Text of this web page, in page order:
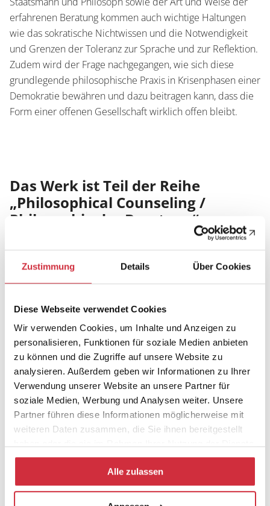
Zustimmung Details Über Cookies
Diese Webseite verwendet Cookies
Wir verwenden Cookies, um Inhalte und Anzeigen zu
personalisieren, Funktionen für soziale Medien anbieten
zu können und die Zugriffe auf unsere Website zu
analysieren. Außerdem geben wir Informationen zu Ihrer
Verwendung unserer Website an unsere Partner für
soziale Medien, Werbung und Analysen weiter. Unsere
Partner führen diese Informationen möglicherweise mit
weiteren Daten zusammen, die Sie ihnen bereitgestellt
gesammelt haben.
Alle zulassen
erfahrenen Beratung kommen auch wichtige Haltungen
wie das sokratische Nichtwissen und die Notwendigkeit
und Grenzen der Toleranz zur Sprache und zur Reflektion.
Zudem wird der Frage nachgegangen, wie sich diese
grundlegende philosophische Praxis in Krisenphasen einer
Demokratie bewähren und dazu beitragen kann, dass die
Form einer offenen Gesellschaft wirklich offen bleibt.
Das Werk ist Teil der Reihe
„Philosophical Counseling /
Philosophie der Beratung“
Seit der Antike haben Menschen, die Fragen nach dem
guten Leben hatten, Philosophen um Rat gefragt. In der
immer komplexeren Welt des 20. und 21. Jahrhunderts
zugenommen. Infolgedessen gibt es ein riesiges Angebot
an Beratungsdienstleistungen, vom lifestyle management
über Coaching aller Art bis hin zur Politikberatung. Neben
der Philosophischen Praxis, die seit den 80er Jahren des
20. Jahrhunderts weltweit Fuß gefasst hat, gibt es eine
Vielzahl von philosophisch fundierten
Beratungskonzepten. Die Buchreihe bietet ein Forum, in
dem Ansätze einer Philosophie der Beratung vorgestellt